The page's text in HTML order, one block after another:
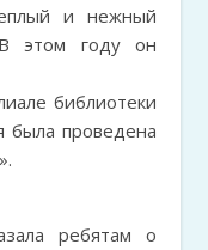
и нежный
этом году он
библиотеки
была проведена
ребятам о